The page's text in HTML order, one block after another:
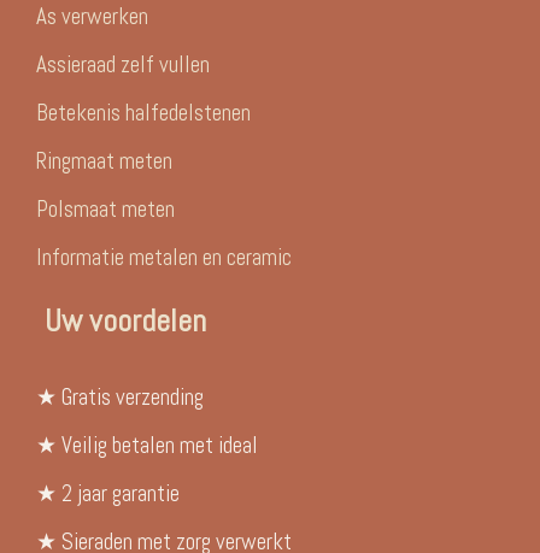
As verwerken
Assieraad zelf vullen
Betekenis halfedelstenen
Ringmaat meten
Polsmaat meten
Informatie metalen en ceramic
Uw voordelen
★ Gratis verzending
★ Veilig betalen met ideal
★ 2 jaar garantie
★ Sieraden met zorg verwerkt